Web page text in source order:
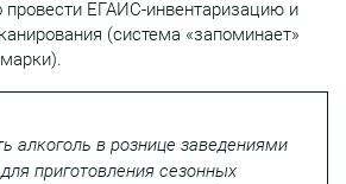
ЕГАИС-инвентаризацию и
(система «запоминает»
алкоголь в рознице заведениями
приготовления сезонных